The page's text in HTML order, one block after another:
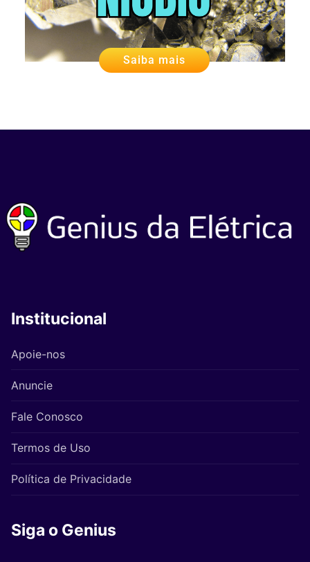
Saiba mais
Institucional
Apoie-nos
Anuncie
Fale Conosco
Termos de Uso
Política de Privacidade
Siga o Genius